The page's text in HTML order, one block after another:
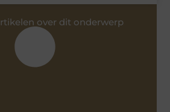
over dit onderwerp